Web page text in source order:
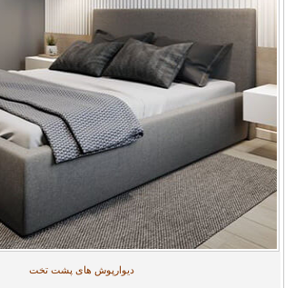
دیوارپوش های پشت تخت